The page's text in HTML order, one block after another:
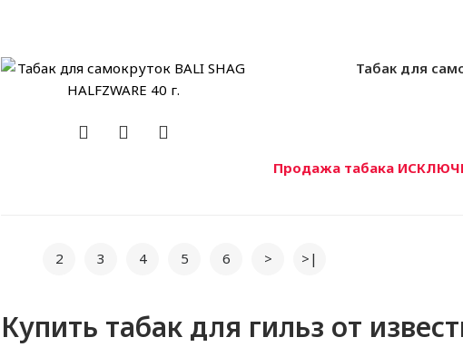
Табак для
Продажа табака
2 3 4 5 6 > >|
Купить табак для гильз от